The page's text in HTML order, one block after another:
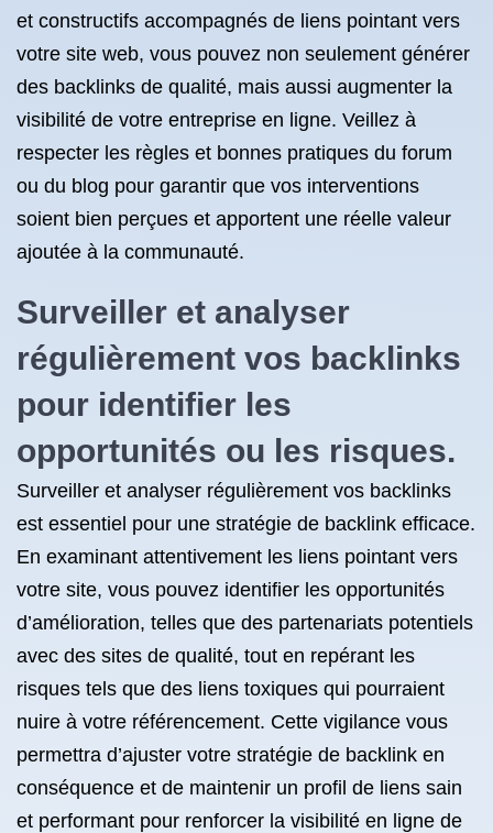
et constructifs accompagnés de liens pointant vers
votre site web, vous pouvez non seulement générer
des backlinks de qualité, mais aussi augmenter la
visibilité de votre entreprise en ligne. Veillez à
respecter les règles et bonnes pratiques du forum
ou du blog pour garantir que vos interventions
soient bien perçues et apportent une réelle valeur
ajoutée à la communauté.
Surveiller et analyser
régulièrement vos backlinks
pour identifier les
opportunités ou les risques.
Surveiller et analyser régulièrement vos backlinks
est essentiel pour une stratégie de backlink efficace.
En examinant attentivement les liens pointant vers
votre site, vous pouvez identifier les opportunités
d’amélioration, telles que des partenariats potentiels
avec des sites de qualité, tout en repérant les
risques tels que des liens toxiques qui pourraient
nuire à votre référencement. Cette vigilance vous
permettra d’ajuster votre stratégie de backlink en
conséquence et de maintenir un profil de liens sain
et performant pour renforcer la visibilité en ligne de